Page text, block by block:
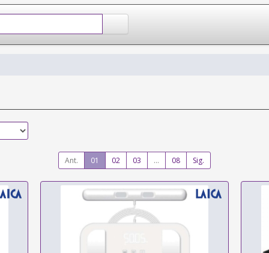
Ant. 01 02 03 ... 08 Sig.